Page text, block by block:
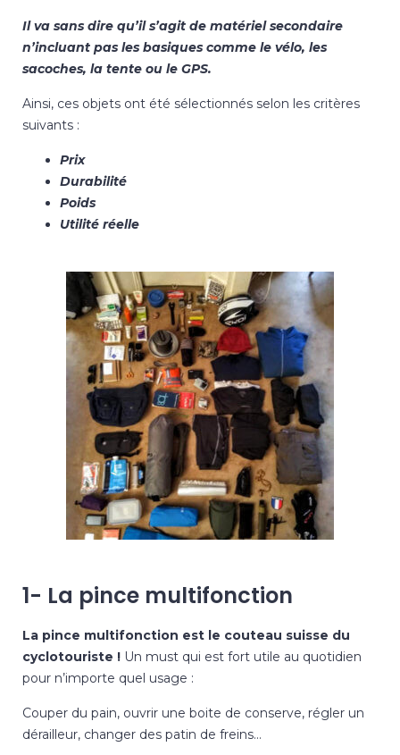
Il va sans dire qu’il s’agit de matériel secondaire
n’incluant pas les basiques comme le vélo, les
sacoches, la tente ou le GPS.
Ainsi, ces objets ont été sélectionnés selon les critères
suivants :
Prix
Durabilité
Poids
Utilité réelle
1- La pince multifonction
La pince multifonction est le couteau suisse du
cyclotouriste ! Un must qui est fort utile au quotidien
pour n’importe quel usage :
Couper du pain, ouvrir une boite de conserve, régler un
dérailleur, changer des patin de freins…